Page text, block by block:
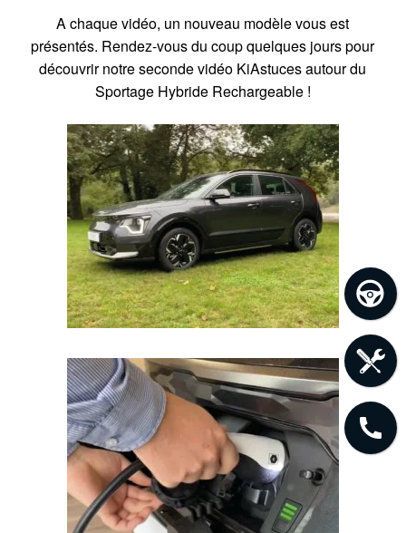
A chaque vidéo, un nouveau modèle vous est
présentés. Rendez-vous du coup quelques jours pour
découvrir notre seconde vidéo KiAstuces autour du
Sportage Hybride Rechargeable !